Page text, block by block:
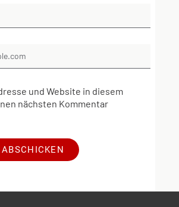
und Website in diesem
nächsten Kommentar